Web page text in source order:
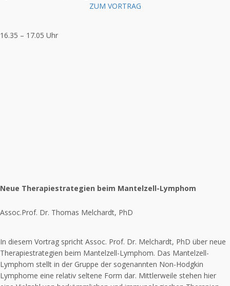
ZUM VORTRAG
16.35 – 17.05 Uhr
Neue Therapiestrategien beim Mantelzell-Lymphom
Assoc.Prof. Dr. Thomas Melchardt, PhD
In diesem Vortrag spricht Assoc. Prof. Dr. Melchardt, PhD über neue
Therapiestrategien beim Mantelzell-Lymphom. Das Mantelzell-
Lymphom stellt in der Gruppe der sogenannten Non-Hodgkin
Lymphome eine relativ seltene Form dar. Mittlerweile stehen hier